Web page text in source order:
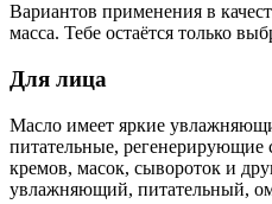
Вариантов применения в
масса. Тебе остаётся только
Для лица
Масло имеет яркие
питательные, регенерирующие
кремов, масок, сывороток и
увлажняющий, питательный,